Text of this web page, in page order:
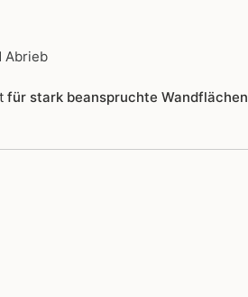
Abrieb
für stark beanspruchte Wandflächen